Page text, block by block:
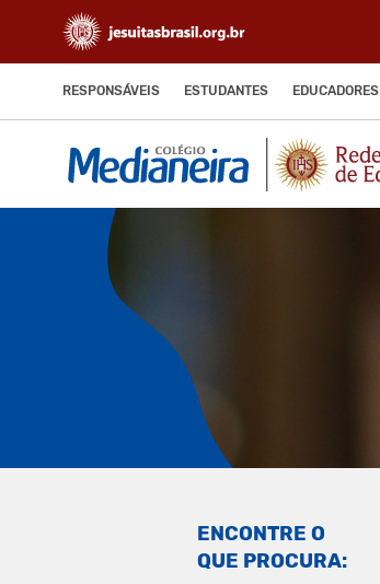
RESPONSÁVEIS ESTUDANTES EDUCADORES
ENCONTRE O
QUE PROCURA: